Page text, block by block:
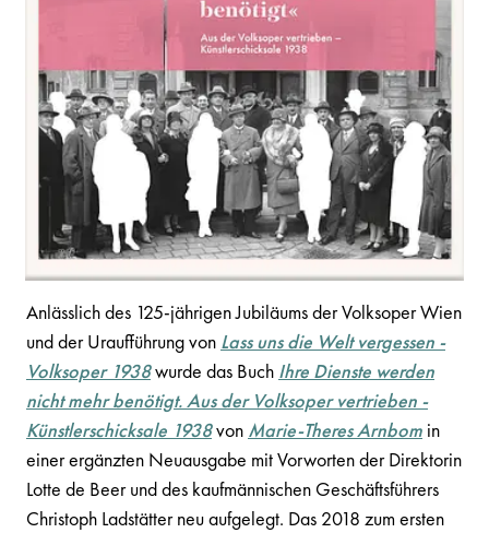
Anlässlich des 125-jährigen Jubiläums der Volksoper Wien
und der Uraufführung von Lass uns die Welt vergessen -
Volksoper 1938wurde das Buch Ihre Dienste werden
nicht mehr benötigt. Aus der Volksoper vertrieben -
Künstlerschicksale 1938von Marie-Theres Arnbom in
einer ergänzten Neuausgabe mit Vorworten der Direktorin
Lotte de Beer und des kaufmännischen Geschäftsführers
Christoph Ladstätter neu aufgelegt. Das 2018 zum ersten